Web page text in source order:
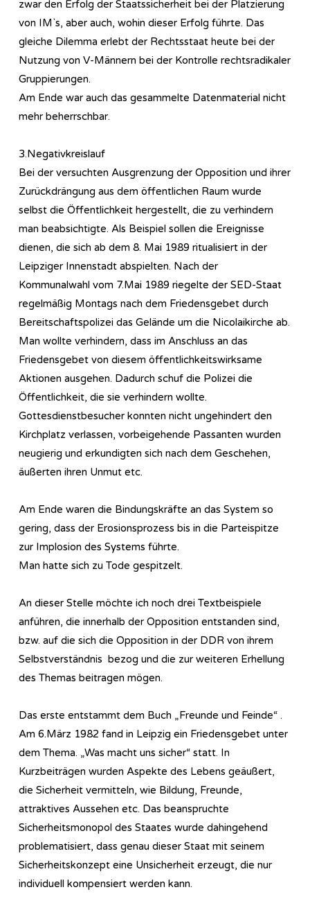
zwar den Erfolg der Staatssicherheit bei der Platzierung
von IM`s, aber auch, wohin dieser Erfolg führte. Das
gleiche Dilemma erlebt der Rechtsstaat heute bei der
Nutzung von V-Männern bei der Kontrolle rechtsradikaler
Gruppierungen.
Am Ende war auch das gesammelte Datenmaterial nicht
mehr beherrschbar.
3.Negativkreislauf
Bei der versuchten Ausgrenzung der Opposition und ihrer
Zurückdrängung aus dem öffentlichen Raum wurde
selbst die Öffentlichkeit hergestellt, die zu verhindern
man beabsichtigte. Als Beispiel sollen die Ereignisse
dienen, die sich ab dem 8. Mai 1989 ritualisiert in der
Leipziger Innenstadt abspielten. Nach der
Kommunalwahl vom 7.Mai 1989 riegelte der SED-Staat
regelmäßig Montags nach dem Friedensgebet durch
Bereitschaftspolizei das Gelände um die Nicolaikirche ab.
Man wollte verhindern, dass im Anschluss an das
Friedensgebet von diesem öffentlichkeitswirksame
Aktionen ausgehen. Dadurch schuf die Polizei die
Öffentlichkeit, die sie verhindern wollte.
Gottesdienstbesucher konnten nicht ungehindert den
Kirchplatz verlassen, vorbeigehende Passanten wurden
neugierig und erkundigten sich nach dem Geschehen,
äußerten ihren Unmut etc.
Am Ende waren die Bindungskräfte an das System so
gering, dass der Erosionsprozess bis in die Parteispitze
zur Implosion des Systems führte.
Man hatte sich zu Tode gespitzelt.
An dieser Stelle möchte ich noch drei Textbeispiele
anführen, die innerhalb der Opposition entstanden sind,
bzw. auf die sich die Opposition in der DDR von ihrem
Selbstverständnis bezog und die zur weiteren Erhellung
des Themas beitragen mögen.
Das erste entstammt dem Buch „Freunde und Feinde“ .
Am 6.März 1982 fand in Leipzig ein Friedensgebet unter
dem Thema. „Was macht uns sicher“ statt. In
Kurzbeiträgen wurden Aspekte des Lebens geäußert,
die Sicherheit vermitteln, wie Bildung, Freunde,
attraktives Aussehen etc. Das beanspruchte
Sicherheitsmonopol des Staates wurde dahingehend
problematisiert, dass genau dieser Staat mit seinem
Sicherheitskonzept eine Unsicherheit erzeugt, die nur
individuell kompensiert werden kann.